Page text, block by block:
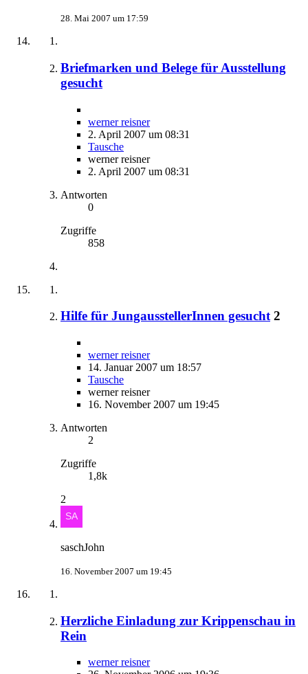
28. Mai 2007 um 17:59
Briefmarken und Belege für Ausstellung
gesucht
werner reisner
2. April 2007 um 08:31
Tausche
werner reisner
2. April 2007 um 08:31
Antworten
0
Zugriffe
858
Hilfe für JungausstellerInnen gesucht 2
werner reisner
14. Januar 2007 um 18:57
Tausche
werner reisner
16. November 2007 um 19:45
Antworten
2
Zugriffe
1,8k
2
saschJohn
16. November 2007 um 19:45
Herzliche Einladung zur Krippenschau in
Rein
werner reisner